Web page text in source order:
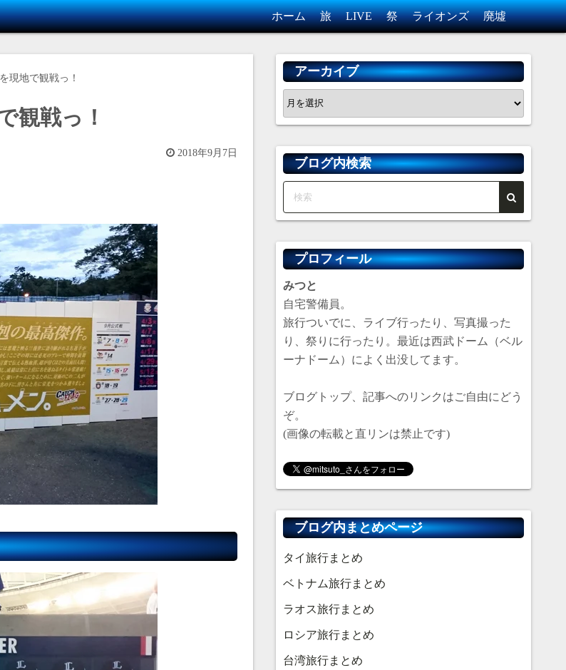
ホーム 旅 LIVE 祭 ライオンズ 廃墟
現地で観戦っ！
観戦っ！
2018年9月7日
アーカイブ
ア
ー
イ
ブ
ブログ内検索
プロフィール
みつと
自宅警備員。
旅行ついでに、ライブ行ったり、写真撮った
り、祭りに行ったり。最近は西武ドーム（ベル
ーナドーム）によく出没してます。
ブログトップ、記事へのリンクはご自由にどう
ぞ。
(画像の転載と直リンは禁止です)
ブログ内まとめページ
タイ旅行まとめ
ベトナム旅行まとめ
ラオス旅行まとめ
ロシア旅行まとめ
台湾旅行まとめ